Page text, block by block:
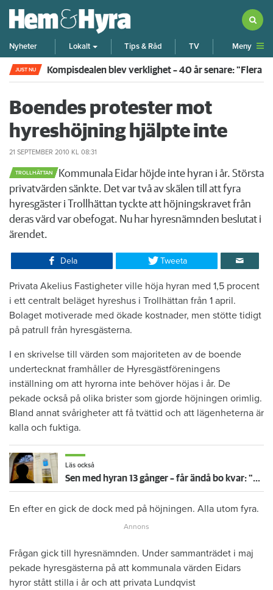
Nyheter Lokalt Tips & Råd TV Meny
JUST NU Kompisdealen blev verklighet – 40 år senare: "Flera
Boendes protester mot
hyreshöjning hjälpte inte
21 SEPTEMBER 2010 KL 08:31
TROLLHÄTTAN
​Kommunala Eidar höjde inte hyran i år. Största
privatvärden sänkte. Det var två av skälen till att fyra
hyresgäster i Trollhättan tyckte att höjningskravet från
deras värd var obefogat. Nu har hyresnämnden beslutat i
ärendet.
Dela Tweeta
​Privata Akelius Fastigheter ville höja hyran med 1,5 procent
i ett centralt beläget hyreshus i Trollhättan från 1 april.
Bolaget motiverade med ökade kostnader, men stötte tidigt
på patrull från hyresgästerna.
I en skrivelse till värden som majoriteten av de boende
undertecknat framhåller de Hyresgästföreningens
inställning om att hyrorna inte behöver höjas i år. De
pekade också på olika brister som gjorde höjningen orimlig.
Bland annat svårigheter att få tvättid och att lägenheterna är
kalla och fuktiga.
Läs också
Sen med hyran 13 gånger – får ändå bo kvar: "Glömde att betala"
En efter en gick de dock med på höjningen. Alla utom fyra.
Frågan gick till hyresnämnden. Under sammanträdet i maj
pekade hyresgästerna på att kommunala värden Eidars
hyror stått stilla i år och att privata Lundqvist